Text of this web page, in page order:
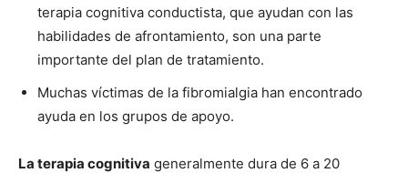
terapia cognitiva conductista, que ayudan con las
habilidades de afrontamiento, son una parte
importante del plan de tratamiento.
Muchas ví­ctimas de la fibromialgia han encontrado
ayuda en los grupos de apoyo.
La terapia cognitiva generalmente dura de 6 a 20